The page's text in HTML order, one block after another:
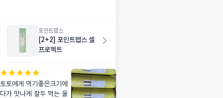
포인트랩스
[2+2] 포인트랩스 셀
프로젝트
토토에게 먹기좋은크기에
다가 맛나게 잘두 먹는 울